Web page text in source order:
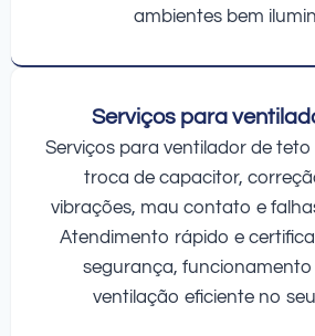
ambientes bem
Serviços para
Serviços para ventilador de
troca de capacitor,
vibrações, mau contato e
Atendimento rápido e
segurança, funcionamento
ventilação eficiente no